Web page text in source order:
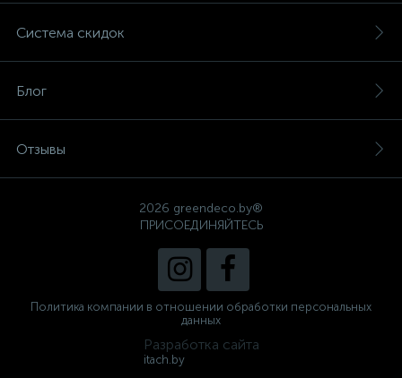
Система скидок
Блог
Отзывы
2026 greendeco.by®
ПРИСОЕДИНЯЙТЕСЬ
Политика компании в отношении обработки персональных
данных
Разработка сайта
itach.by